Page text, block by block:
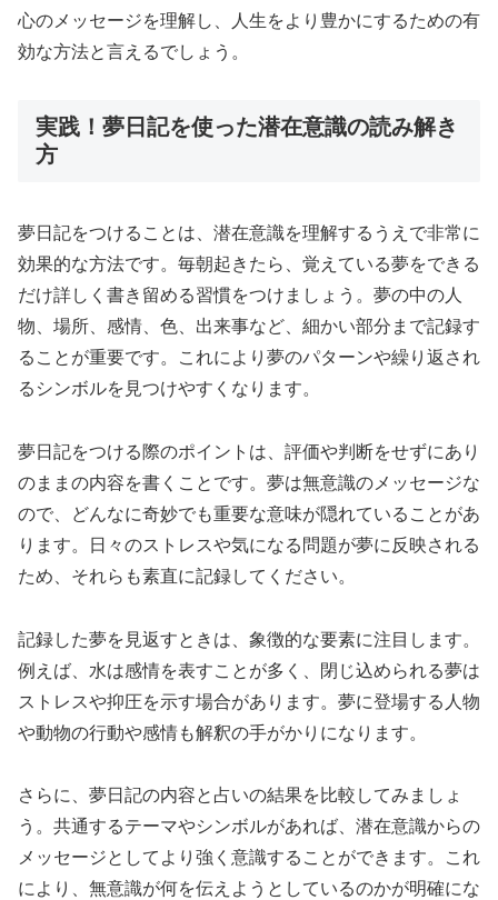
心のメッセージを理解し、人生をより豊かにするための有
効な方法と言えるでしょう。
実践！夢日記を使った潜在意識の読み解き
方
夢日記をつけることは、潜在意識を理解するうえで非常に
効果的な方法です。毎朝起きたら、覚えている夢をできる
だけ詳しく書き留める習慣をつけましょう。夢の中の人
物、場所、感情、色、出来事など、細かい部分まで記録す
ることが重要です。これにより夢のパターンや繰り返され
るシンボルを見つけやすくなります。
夢日記をつける際のポイントは、評価や判断をせずにあり
のままの内容を書くことです。夢は無意識のメッセージな
ので、どんなに奇妙でも重要な意味が隠れていることがあ
ります。日々のストレスや気になる問題が夢に反映される
ため、それらも素直に記録してください。
記録した夢を見返すときは、象徴的な要素に注目します。
例えば、水は感情を表すことが多く、閉じ込められる夢は
ストレスや抑圧を示す場合があります。夢に登場する人物
や動物の行動や感情も解釈の手がかりになります。
さらに、夢日記の内容と占いの結果を比較してみましょ
う。共通するテーマやシンボルがあれば、潜在意識からの
メッセージとしてより強く意識することができます。これ
により、無意識が何を伝えようとしているのかが明確にな